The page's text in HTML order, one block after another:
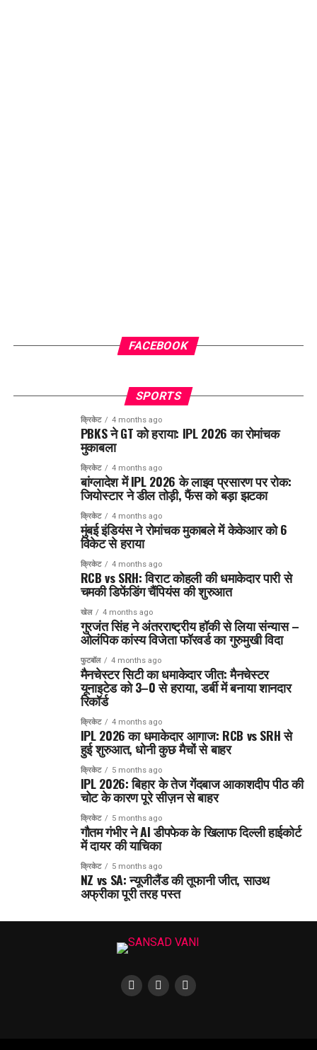
FACEBOOK
SPORTS
क्रिकेट 4 months ago
PBKS ने GT को हराया: IPL 2026 का रोमांचक
मुकाबला
क्रिकेट 4 months ago
बांग्लादेश में IPL 2026 के लाइव प्रसारण पर रोक:
जियोस्टार ने डील तोड़ी, फैंस को बड़ा झटका
क्रिकेट 4 months ago
मुंबई इंडियंस ने रोमांचक मुकाबले में केकेआर को 6
विकेट से हराया
क्रिकेट 4 months ago
RCB vs SRH: विराट कोहली की धमाकेदार पारी से
चमकी डिफेंडिंग चैंपियंस की शुरुआत
खेल 4 months ago
गुरजंत सिंह ने अंतरराष्ट्रीय हॉकी से लिया संन्यास –
ओलंपिक कांस्य विजेता फॉरवर्ड का गुरुमुखी विदा
फुटबॉल 4 months ago
मैनचेस्टर सिटी का धमाकेदार जीत: मैनचेस्टर
यूनाइटेड को 3–0 से हराया, डर्बी में बनाया शानदार
रिकॉर्ड
क्रिकेट 4 months ago
IPL 2026 का धमाकेदार आगाज: RCB vs SRH से
हुई शुरुआत, धोनी कुछ मैचों से बाहर
क्रिकेट 5 months ago
IPL 2026: बिहार के तेज गेंदबाज आकाशदीप पीठ की
चोट के कारण पूरे सीज़न से बाहर
क्रिकेट 5 months ago
गौतम गंभीर ने AI डीपफेक के खिलाफ दिल्ली हाईकोर्ट
में दायर की याचिका
क्रिकेट 5 months ago
NZ vs SA: न्यूजीलैंड की तूफानी जीत, साउथ
अफ्रीका पूरी तरह पस्त